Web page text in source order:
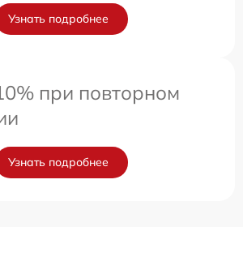
Узнать подробнее
при повторном
Узнать подробнее